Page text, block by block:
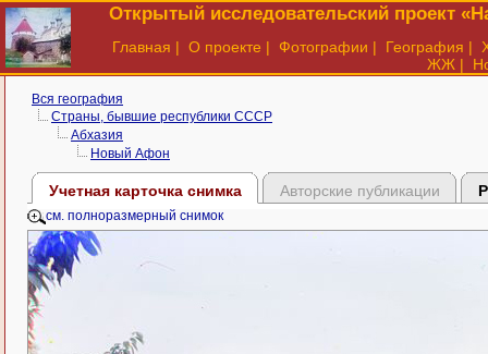
Открытый исследовательский проект
Главная | О проекте | Фотографии | География |
ЖЖ |
Вся география
Страны, бывшие республики СССР
Абхазия
Новый Афон
Учетная карточка снимка Авторские публикации
см. полноразмерный снимок